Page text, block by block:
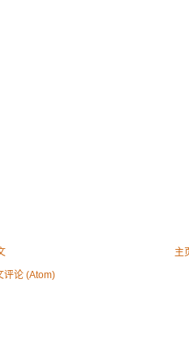
主
评论 (Atom)